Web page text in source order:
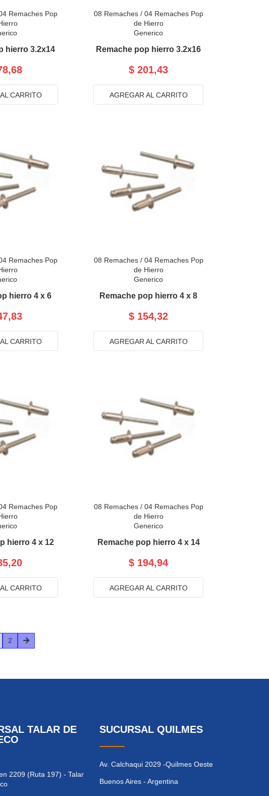
Remaches Pop
hierro 3.2x14
CARRITO
08 Remaches/ 04 Remaches Pop
de Hierro
Generico
Remache pop hierro 3.2x16
$ 201,43
AGREGAR AL CARRITO
Remaches Pop
hierro 4 x 6
CARRITO
08 Remaches/ 04 Remaches Pop
de Hierro
Generico
Remache pop hierro 4 x 8
$ 154,32
AGREGAR AL CARRITO
Remaches Pop
hierro 4 x 12
CARRITO
08 Remaches/ 04 Remaches Pop
de Hierro
Generico
Remache pop hierro 4 x 14
$ 194,94
AGREGAR AL CARRITO
2
TALAR DE
2209 (Ruta 197) - Talar
SUCURSAL QUILMES
Av. Calchaqui 2029 -Quilmes Oeste
Buenos Aires - Argentina